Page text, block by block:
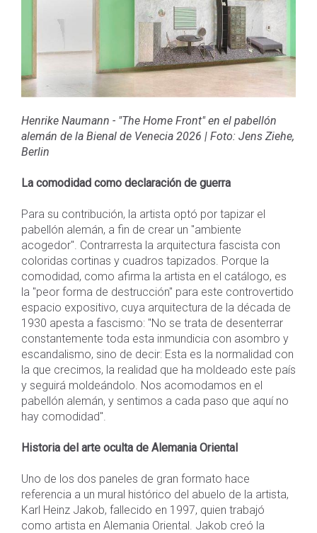
Henrike Naumann - "The Home Front" en el pabellón
alemán de la Bienal de Venecia 2026 | Foto: Jens Ziehe,
Berlin
La comodidad como declaración de guerra
Para su contribución, la artista optó por tapizar el
pabellón alemán, a fin de crear un "ambiente
acogedor". Contrarresta la arquitectura fascista con
coloridas cortinas y cuadros tapizados. Porque la
comodidad, como afirma la artista en el catálogo, es
la "peor forma de destrucción" para este controvertido
espacio expositivo, cuya arquitectura de la década de
1930 apesta a fascismo: "No se trata de desenterrar
constantemente toda esta inmundicia con asombro y
escandalismo, sino de decir: Esta es la normalidad con
la que crecimos, la realidad que ha moldeado este país
y seguirá moldeándolo. Nos acomodamos en el
pabellón alemán, y sentimos a cada paso que aquí no
hay comodidad".
Historia del arte oculta de Alemania Oriental
Uno de los dos paneles de gran formato hace
referencia a un mural histórico del abuelo de la artista,
Karl Heinz Jakob, fallecido en 1997, quien trabajó
como artista en Alemania Oriental. Jakob creó la